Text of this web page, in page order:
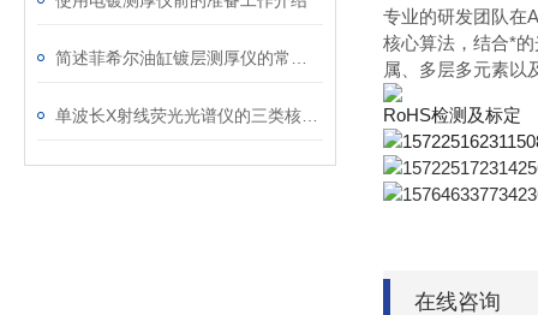
专业的研发团队在
核心算法，结合*
属、多层多元素以
RoHS检测及标定
在线咨询